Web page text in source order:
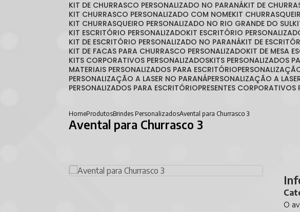
KIT DE CHURRASCO PERSONALIZADO NO PARANÁ KIT DE
KIT CHURRASCO PERSONALIZADO COM NOME KIT
KIT CHURRASQUEIRO PERSONALIZADO NO RIO GRANDE DO SUL
KIT ESCRITÓRIO PERSONALIZADO KIT ESCRITÓRIO
KIT DE ESCRITÓRIO PERSONALIZADO NO PARANÁ KIT DE
KIT DE FACAS PARA CHURRASCO PERSONALIZADO KIT DE MESA
KITS CORPORATIVOS PERSONALIZADOS KITS PERSONALIZADOS
MATERIAIS PERSONALIZADOS PARA ESCRITÓRIO
PERSONALIZAÇÃO A LASER NO PARANÁ PERSONALIZAÇÃO A
PERSONALIZADOS PARA ESCRITÓRIO PRESENTES
HomeProdutosBrindes PersonalizadosAvental para Churrasco 3
Avental para Churrasco 3
O